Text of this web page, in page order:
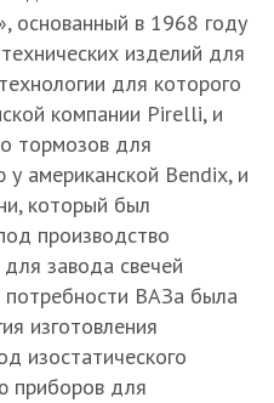
основанный в 1968 году
изделий для
для которого
компании Pirelli, и
тормозов для
американской Bendix, и
который был
производство
завода свечей
потребности ВАЗа была
изготовления
изостатического
приборов для